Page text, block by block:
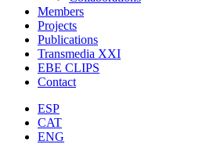
Members
Projects
Publications
Transmedia XXI
EBE CLIPS
Contact
ESP
CAT
ENG